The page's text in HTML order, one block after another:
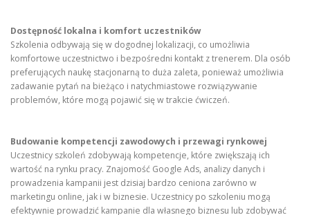
Dostępność lokalna i komfort uczestników
Szkolenia odbywają się w dogodnej lokalizacji, co umożliwia
komfortowe uczestnictwo i bezpośredni kontakt z trenerem. Dla osób
preferujących naukę stacjonarną to duża zaleta, ponieważ umożliwia
zadawanie pytań na bieżąco i natychmiastowe rozwiązywanie
problemów, które mogą pojawić się w trakcie ćwiczeń.
Budowanie kompetencji zawodowych i przewagi rynkowej
Uczestnicy szkoleń zdobywają kompetencje, które zwiększają ich
wartość na rynku pracy. Znajomość Google Ads, analizy danych i
prowadzenia kampanii jest dzisiaj bardzo ceniona zarówno w
marketingu online, jak i w biznesie. Uczestnicy po szkoleniu mogą
efektywnie prowadzić kampanie dla własnego biznesu lub zdobywać